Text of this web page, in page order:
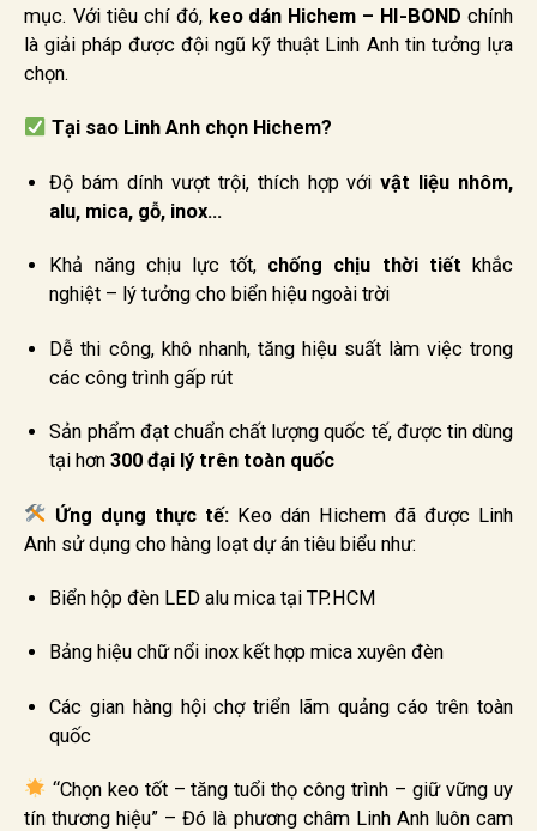
mục. Với tiêu chí đó, keo dán Hichem – HI-BOND chính
là giải pháp được đội ngũ kỹ thuật Linh Anh tin tưởng lựa
chọn.
Tại sao Linh Anh chọn Hichem?
Độ bám dính vượt trội, thích hợp vớivật liệu nhôm,
alu, mica, gỗ, inox…
Khả năng chịu lực tốt, chống chịu thời tiếtkhắc
nghiệt – lý tưởng cho biển hiệu ngoài trời
Dễ thi công, khô nhanh, tăng hiệu suất làm việc trong
các công trình gấp rút
Sản phẩm đạt chuẩn chất lượng quốc tế, được tin dùng
tại hơn300 đại lý trên toàn quốc
Ứng dụng thực tế:Keo dán Hichem đã được Linh
Anh sử dụng cho hàng loạt dự án tiêu biểu như:
Biển hộp đèn LED alu mica tại TP.HCM
Bảng hiệu chữ nổi inox kết hợp mica xuyên đèn
Các gian hàng hội chợ triển lãm quảng cáo trên toàn
quốc
“Chọn keo tốt – tăng tuổi thọ công trình – giữ vững uy
tín thương hiệu” – Đó là phương châm Linh Anh luôn cam